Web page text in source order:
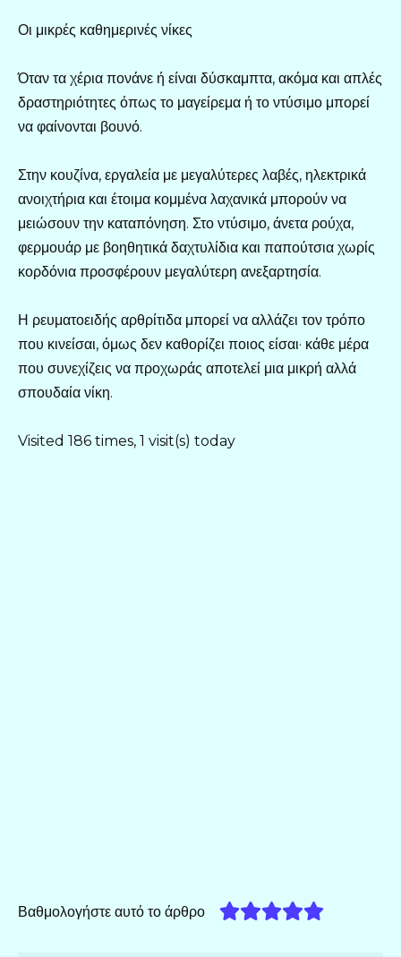
Οι μικρές καθημερινές νίκες
Όταν τα χέρια πονάνε ή είναι δύσκαμπτα, ακόμα και απλές
δραστηριότητες όπως το μαγείρεμα ή το ντύσιμο μπορεί
να φαίνονται βουνό.
Στην κουζίνα, εργαλεία με μεγαλύτερες λαβές, ηλεκτρικά
ανοιχτήρια και έτοιμα κομμένα λαχανικά μπορούν να
μειώσουν την καταπόνηση. Στο ντύσιμο, άνετα ρούχα,
φερμουάρ με βοηθητικά δαχτυλίδια και παπούτσια χωρίς
κορδόνια προσφέρουν μεγαλύτερη ανεξαρτησία.
Η ρευματοειδής αρθρίτιδα μπορεί να αλλάζει τον τρόπο
που κινείσαι, όμως δεν καθορίζει ποιος είσαι· κάθε μέρα
που συνεχίζεις να προχωράς αποτελεί μια μικρή αλλά
σπουδαία νίκη.
Visited 186 times, 1 visit(s) today
Βαθμολογήστε αυτό το άρθρο